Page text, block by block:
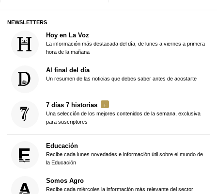
NEWSLETTERS
Hoy en La Voz
La información más destacada del día, de lunes a viernes a primera
hora de la mañana
Al final del día
Un resumen de las noticias que debes saber antes de acostarte
7 días 7 historias
Una selección de los mejores contenidos de la semana, exclusiva
para suscriptores
Educación
Recibe cada lunes novedades e información útil sobre el mundo de
la Educación
Somos Agro
Recibe cada miércoles la información más relevante del sector